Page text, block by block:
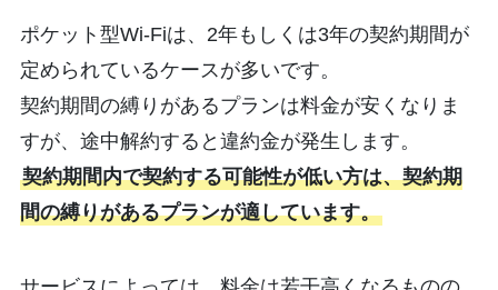
ポケット型Wi-Fiは、2年もしくは3年の契約期間が
定められているケースが多いです。
契約期間の縛りがあるプランは料金が安くなりま
すが、途中解約すると違約金が発生します。
契約期間内で契約する可能性が低い方は、契約期
間の縛りがあるプランが適しています。